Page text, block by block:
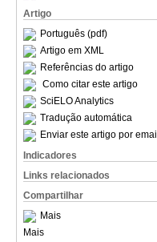
Artigo
Português (pdf)
Artigo em XML
Referências do artigo
Como citar este artigo
SciELO Analytics
Tradução automática
Enviar este artigo por email
Indicadores
Links relacionados
Compartilhar
Mais
Mais